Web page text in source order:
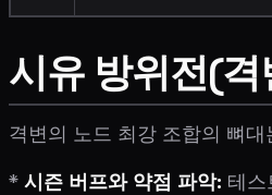
시유 방위전(
격변의 노드 최강 조합의 뼈
* 시즌 버프와 약점 파악: 테